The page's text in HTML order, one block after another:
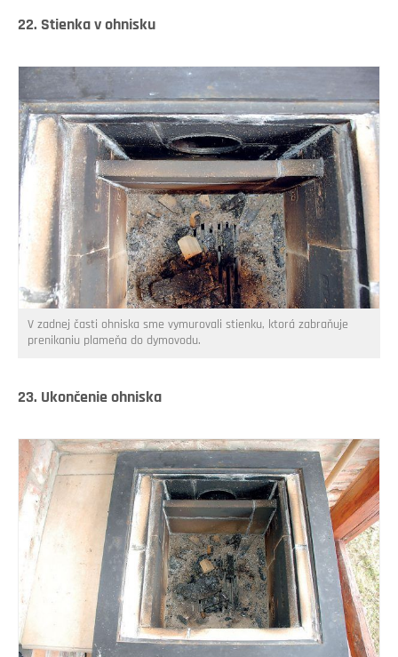
22. Stienka v ohnisku
V zadnej časti ohniska sme vymurovali stienku, ktorá zabraňuje
prenikaniu plameňa do dymovodu.
23. Ukončenie ohniska